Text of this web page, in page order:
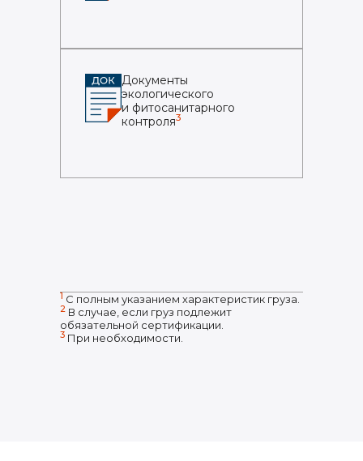
Документы
экологического
и фитосанитарного
контроля3
1 С полным указанием характеристик груза.
2 В случае, если груз подлежит
обязательной сертификации.
3 При необходимости.